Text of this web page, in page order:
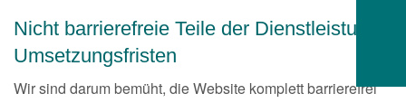
Nicht barrierefreie Teile der Dienstleistung -
Umsetzungsfristen
Wir sind darum bemüht, die Website komplett barrierefrei